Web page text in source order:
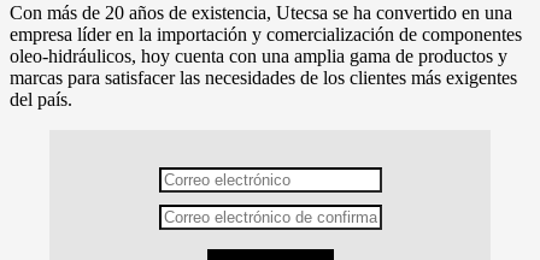
Con más de 20 años de existencia, Utecsa se ha convertido en una
empresa líder en la importación y comercialización de componentes
oleo-hidráulicos, hoy cuenta con una amplia gama de productos y
marcas para satisfacer las necesidades de los clientes más exigentes
del país.